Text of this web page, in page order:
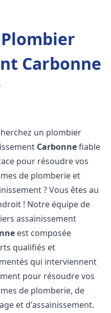
Carbonne
un plombier
Carbonnefiable
pour résoudre vos
de plomberie et
? Vous êtes au
! Notre équipe de
assainissement
est composée
qualifiés et
qui interviennent
pour résoudre vos
de plomberie, de
et d'assainissement.